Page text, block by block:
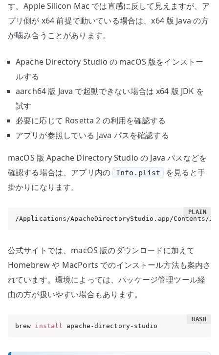
す。Apple Silicon Mac では直感に反して見えますが、ア
プリ側が x64 前提で動いている場合は、x64 版 Java の方
が噛み合うことがあります。
Apache Directory Studio の macOS 版をインストー
ルする
aarch64 版 Java で起動できない場合は x64 版 JDK を
試す
必要に応じて Rosetta 2 の利用を確認する
アプリが参照している Java パスを確認する
macOS 版 Apache Directory Studio の Java パスなどを
確認する場合は、アプリ内の
Info.plist
を見ると手
掛かりになります。
/Applications/ApacheDirectoryStudio.app/Contents/
公式サイトでは、macOS 版のダウンロードに加えて
Homebrew や MacPorts でのインストール方法も案内さ
れています。環境によっては、パッケージ管理ツール経
由の方が扱いやすい場合もあります。
brew install apache-directory-studio